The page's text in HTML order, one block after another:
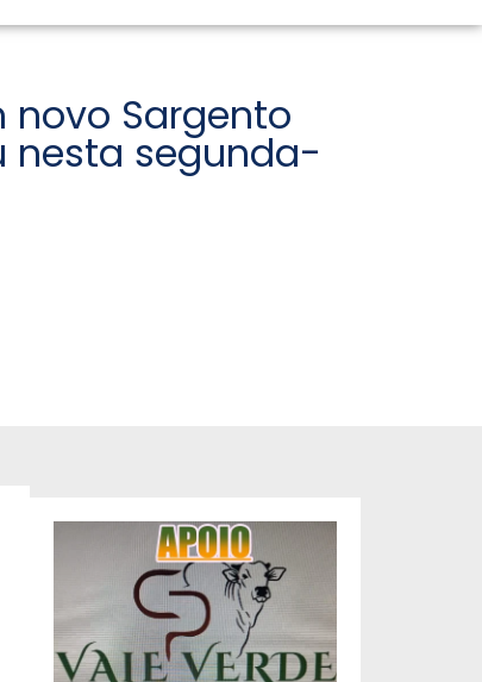
novo Sargento
nesta segunda-